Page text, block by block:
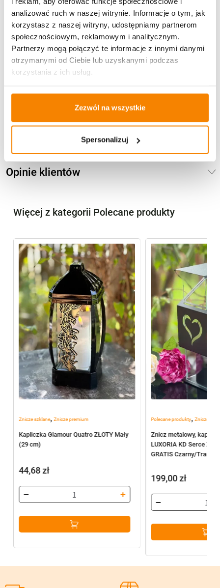
analizować ruch w naszej witrynie. Informacje o tym, jak
korzystasz z naszej witryny, udostępniamy partnerom
społecznościowym, reklamowym i analitycznym.
Partnerzy mogą połączyć te informacje z innymi danymi
otrzymanymi od Ciebie lub uzyskanymi podczas
korzystania z ich usług.
Zezwól na wszystkie
Spersonalizuj
Potrzebujesz większą ilość? Zapraszamy do naszej
Przejdź do hurtowni B2B
Metody płatności
Opinie klientów
Więcej z kategorii Polecane produkty
Znicze szklane, Znicze premium
Kapliczka Glamour Quatro ZŁOTY Mały
(29 cm)
44,68zł
Polecane produkty,Znicze
Znicz metalowy,
LUXORIA KD Serce
GRATIS Czarny/
199,00zł